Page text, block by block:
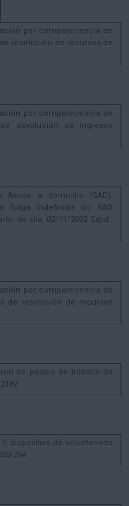
por comparecencia de
resolución de recursos de
por comparecencia de
devolución de ingresos
Axuda a domicilio (SAD):
folga indefinida do SAD
do día 02/11/2022 Expd.:
por comparecencia de
de resolución de recursos
de postos de traballo do
II dispositivo de voluntariado
254